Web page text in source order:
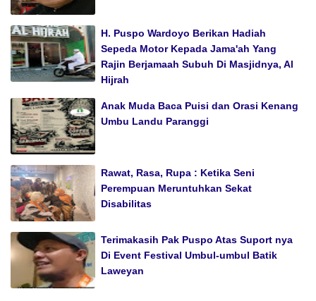
H. Puspo Wardoyo Berikan Hadiah
Sepeda Motor Kepada Jama'ah Yang
Rajin Berjamaah Subuh Di Masjidnya, Al
Hijrah
Anak Muda Baca Puisi dan Orasi Kenang
Umbu Landu Paranggi
Rawat, Rasa, Rupa : Ketika Seni
Perempuan Meruntuhkan Sekat
Disabilitas
Terimakasih Pak Puspo Atas Suport nya
Di Event Festival Umbul-umbul Batik
Laweyan